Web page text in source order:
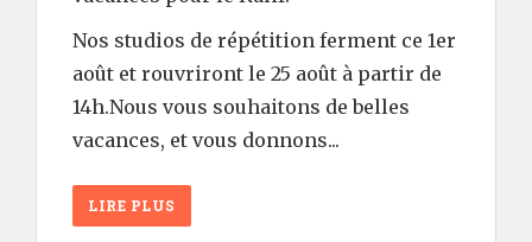
Nos studios de répétition ferment ce 1er
août et rouvriront le 25 août à partir de
14h.Nous vous souhaitons de belles
vacances, et vous donnons...
LIRE PLUS